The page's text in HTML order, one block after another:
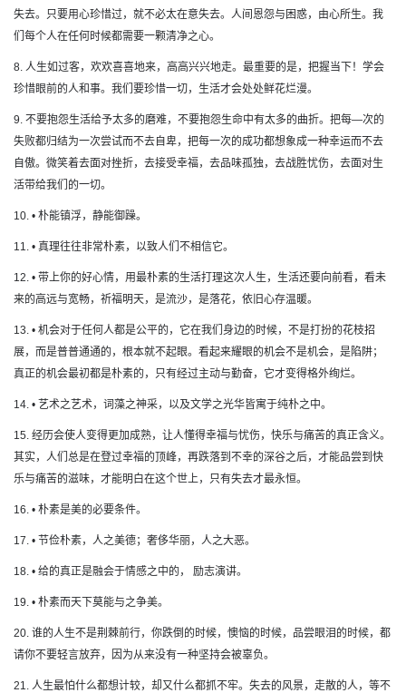
失去。只要用心珍惜过，就不必太在意失去。人间恩怨与困惑，由心所生。我
们每个人在任何时候都需要一颗清净之心。
8. 人生如过客，欢欢喜喜地来，高高兴兴地走。最重要的是，把握当下！学会
珍惜眼前的人和事。我们要珍惜一切，生活才会处处鲜花烂漫。
9. 不要抱怨生活给予太多的磨难，不要抱怨生命中有太多的曲折。把每—次的
失败都归结为一次尝试而不去自卑，把每一次的成功都想象成一种幸运而不去
自傲。微笑着去面对挫折，去接受幸福，去品味孤独，去战胜忧伤，去面对生
活带给我们的一切。
10. • 朴能镇浮，静能御躁。
11. • 真理往往非常朴素，以致人们不相信它。
12. • 带上你的好心情，用最朴素的生活打理这次人生，生活还要向前看，看未
来的高远与宽畅，祈福明天，是流沙，是落花，依旧心存温暖。
13. • 机会对于任何人都是公平的，它在我们身边的时候，不是打扮的花枝招
展，而是普普通通的，根本就不起眼。看起来耀眼的机会不是机会，是陷阱；
真正的机会最初都是朴素的，只有经过主动与勤奋，它才变得格外绚烂。
14. • 艺术之艺术，词藻之神采，以及文学之光华皆寓于纯朴之中。
15. 经历会使人变得更加成熟，让人懂得幸福与忧伤，快乐与痛苦的真正含义。
其实，人们总是在登过幸福的顶峰，再跌落到不幸的深谷之后，才能品尝到快
乐与痛苦的滋味，才能明白在这个世上，只有失去才最永恒。
16. • 朴素是美的必要条件。
17. • 节俭朴素，人之美德；奢侈华丽，人之大恶。
18. • 给的真正是融会于情感之中的， 励志演讲。
19. • 朴素而天下莫能与之争美。
20. 谁的人生不是荆棘前行，你跌倒的时候，懊恼的时候，品尝眼泪的时候，都
请你不要轻言放弃，因为从来没有一种坚持会被辜负。
21. 人生最怕什么都想计较，却又什么都抓不牢。失去的风景，走散的人，等不